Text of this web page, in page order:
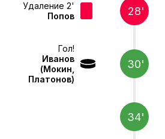
Удаление 2'
Попов
28'
Гол!
Иванов
(Мокин,
Платонов)
30'
34'